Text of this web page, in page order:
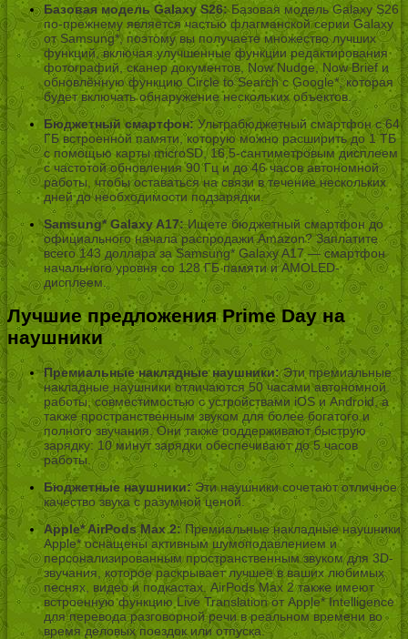
Базовая модель Galaxy S26:Базовая модель Galaxy S26
по-прежнему является частью флагманской серии Galaxy
от Samsung*, поэтому вы получаете множество лучших
функций, включая улучшенные функции редактирования
фотографий, сканер документов, Now Nudge, Now Brief и
обновлённую функцию Circle to Search с Google*, которая
будет включать обнаружение нескольких объектов.
Бюджетный смартфон:Ультрабюджетный смартфон с 64
ГБ встроенной памяти, которую можно расширить до 1 ТБ
с помощью карты microSD, 16,5-сантиметровым дисплеем
с частотой обновления 90 Гц и до 46 часов автономной
работы, чтобы оставаться на связи в течение нескольких
дней до необходимости подзарядки.
Samsung* Galaxy A17:Ищете бюджетный смартфон до
официального начала распродажи Amazon? Заплатите
всего 143 доллара за Samsung* Galaxy A17 — смартфон
начального уровня со 128 ГБ памяти и AMOLED-
дисплеем.
Лучшие предложения Prime Day на
наушники
Премиальные накладные наушники:Эти премиальные
накладные наушники отличаются 50 часами автономной
работы, совместимостью с устройствами iOS и Android, а
также пространственным звуком для более богатого и
полного звучания. Они также поддерживают быструю
зарядку: 10 минут зарядки обеспечивают до 5 часов
работы.
Бюджетные наушники:Эти наушники сочетают отличное
качество звука с разумной ценой.
Apple* AirPods Max 2:Премиальные накладные наушники
Apple* оснащены активным шумоподавлением и
персонализированным пространственным звуком для 3D-
звучания, которое раскрывает лучшее в ваших любимых
песнях, видео и подкастах. AirPods Max 2 также имеют
встроенную функцию Live Translation от Apple* Intelligence
для перевода разговорной речи в реальном времени во
время деловых поездок или отпуска.